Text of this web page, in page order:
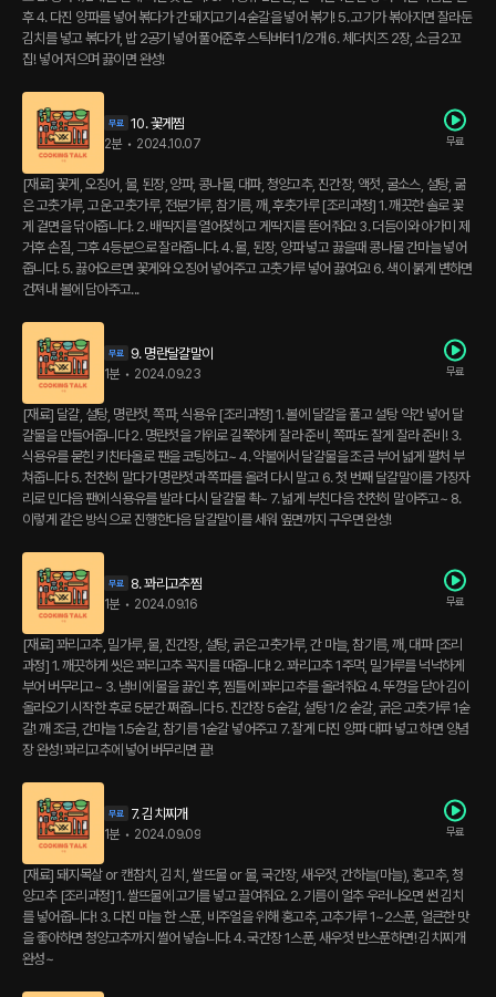
후 4. 다진 양파를 넣어 볶다가 간 돼지고기 4숟갈을 넣어 볶기! 5. 고기가 볶아지면 잘라둔
김치를 넣고 볶다가, 밥 2공기 넣어 풀어준후 스틱버터 1/2개 6. 체더치즈 2장, 소금 2꼬
집! 넣어 저으며 끓이면 완성!
10. 꽃게찜
2분 • 2024.10.07 무료
[재료] 꽃게, 오징어, 물, 된장, 양파, 콩나물, 대파, 청양고추, 진간장, 액젓, 굴소스, 설탕, 굶
은 고춧가루, 고운 고춧가루, 전분가루, 참기름, 깨, 후춧가루 [조리과정] 1. 깨끗한 솔로 꽃
게 겉면을 닦아줍니다. 2. 배딱지를 열어젖히고 게딱지를 뜯어줘요! 3. 더듬이와 아가미 제
거후 손질, 그후 4등분으로 잘라줍니다. 4. 물, 된장, 양파 넣고 끓을때 콩나물 간마늘 넣어
줍니다. 5. 끓어오르면 꽃게와 오징어 넣어주고 고춧가루 넣어 끓여요! 6. 색이 붉게 변하면
건져내 볼에 담아주고...
9. 명란달걀말이
1분 • 2024.09.23 무료
[재료] 달걀, 설탕, 명란젓, 쪽파, 식용유 [조리과정] 1. 볼에 댤걀을 풀고 설탕 약간 넣어 달
걀물을 만들어줍니다 2. 명란젓을 가위로 길쭉하게 잘라 준비, 쪽파도 잘게 잘라 준비! 3.
식용유를 묻힌 키친타올로 팬을 코팅하고~ 4. 약불에서 달걀물을 조금 부어 넓게 펼처 부
쳐줍니다 5. 천천히 말다가 명란젓과 쪽파를 올려 다시 말고 6. 첫 번째 달걀말이를 가장자
리로 민다음 팬에 식용유를 발라 다시 달걀물 촥~ 7. 넓게 부친다음 천천히 말아주고~ 8.
이렇게 같은 방식으로 진행한다음 달걀말이를 세워 옆면까지 구우면 완성!
8. 꽈리고추찜
1분 • 2024.09.16 무료
[재료] 꽈리고추, 밀가루, 물, 진간장, 설탕, 굵은 고춧가루, 간 마늘, 참기름, 깨, 대파 [조리
과정] 1. 깨끗하게 씻은 꽈리고추 꼭지를 따줍니다! 2. 꽈리고추 1주먹, 밀가루를 넉넉하게
부어 버무리고~ 3. 냄비에 물을 끓인 후, 찜틀에 꽈리고추를 올려줘요 4. 뚜껑을 닫아 김이
올라오기 시작한 후로 5분간 쪄줍니다 5. 진간장 5숟갈, 설탕 1/2 숟갈, 굵은 고춧가루 1숟
갈! 깨 조금, 간마늘 1.5숟갈, 참기름 1숟갈 넣어주고 7. 잘게 다진 양파 대파 넣고 하면 양념
장 완성! 꽈리고추에 넣어 버무리면 끝!
7. 김치찌개
1분 • 2024.09.09 무료
[재료] 돼지목살 or 캔참치, 김치 , 쌀뜨물 or 물, 국간장, 새우젓, 간하늘(마늘), 홍고추, 청
양고추 [조리과정] 1. 쌀뜨물에 고기를 넣고 끌여줘요. 2. 기름이 얼추 우러나오면 썬 김치
를 넣어줍니다! 3. 다진 마늘 한 스푼, 비주얼을 위해 홍고추, 고추가루 1~2스푼, 얼큰한 맛
을 좋아하면 청양고추까지 썰어 넣습니다. 4. 국간장 1스푼, 새우젓 반스푼하면! 김치찌개
완성~